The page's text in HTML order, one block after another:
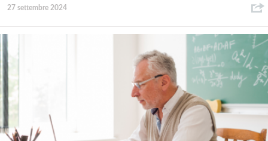
27 settembre 2024